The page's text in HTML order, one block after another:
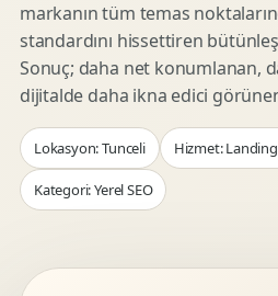
markanın tüm temas
standardını hissettiren
Sonuç; daha net konumlanan,
dijitalde daha ikna edici
Lokasyon: Tunceli Hizmet: Landing
Kategori: Yerel SEO